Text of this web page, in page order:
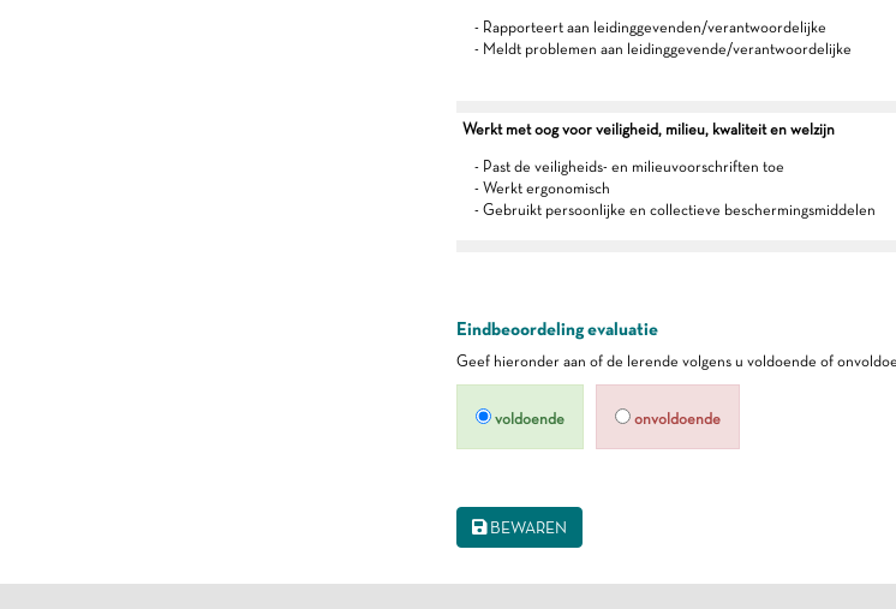
- Rapporteert aan leidinggevenden/verantwoordelijke
- Meldt problemen aan leidinggevende/verantwoordelijke
Werkt met oog voor veiligheid, milieu, kwaliteit en welzijn
- Past de veiligheids- en milieuvoorschriften toe
- Werkt ergonomisch
- Gebruikt persoonlijke en collectieve beschermingsmiddelen
Eindbeoordeling evaluatie
Geef hieronder aan of de lerende volgens u voldoende of
voldoende onvoldoende
BEWAREN